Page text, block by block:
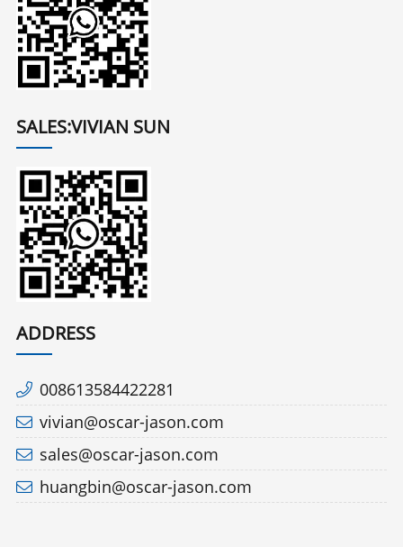
SALES:VIVIAN SUN
ADDRESS
008613584422281
vivian@oscar-jason.com
sales@oscar-jason.com
huangbin@oscar-jason.com